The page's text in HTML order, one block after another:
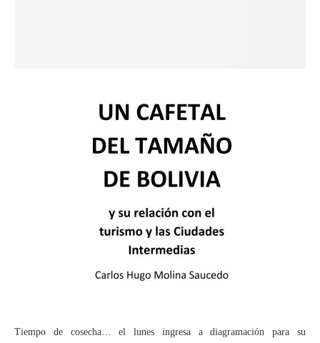
Tiempo de cosecha… el lunes ingresa a diagramación para su